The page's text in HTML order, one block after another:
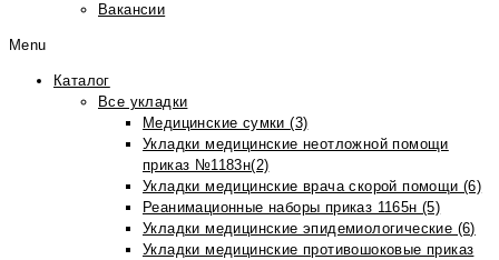
Вакансии
Menu
Каталог
Все укладки
Медицинские сумки (3)
Укладки медицинские неотложной помощи
приказ №1183н(2)
Укладки медицинские врача скорой помощи (6)
Реанимационные наборы приказ 1165н (5)
Укладки медицинские эпидемиологические (6)
Укладки медицинские противошоковые приказ